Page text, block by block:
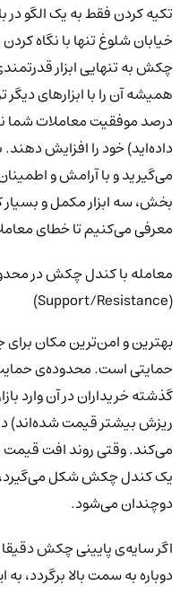
تکیه کردن فقط به یک الگو در
خیابان شلوغ تنها با نگاه
چکش به تنهایی ابزار
درصد موفقیت معاملات شما
داده‌اید) خود را افزایش دهند.
می‌گیرید و با آرامش و
بخش، سه ابزار مکمل و بسیار
معرفی می‌کنیم تا خطای
معامله با کندل چکش در
بهترین و امن‌ترین مکان
گذشته خریداران در آن وارد
ریزش بیشتر قیمت شده‌اند)
می‌کند. وقتی روند افت قیمت
یک کندل چکش شکل می‌گیرد،
دوچندان می‌شود.
اگر سایه‌ی پایینی چکش
دوباره به سمت بالا برگردد،